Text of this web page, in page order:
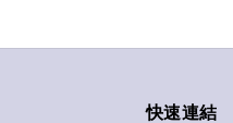
快速連結